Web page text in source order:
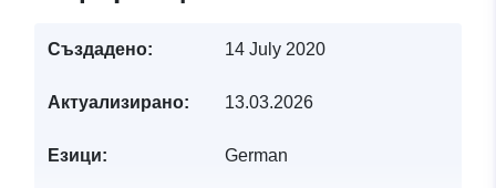
Създадено: 14 July 2020
Актуализирано: 13.03.2026
Езици: German